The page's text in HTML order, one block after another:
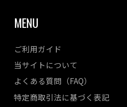
MENU
ご利用ガイド
当サイトについて
よくある質問（FAQ）
特定商取引法に基づく表記